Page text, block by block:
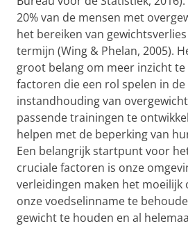
20% van de mensen met
het bereiken van
termijn (Wing & Phelan, 2005).
groot belang om meer inzicht
factoren die een rol spelen in
instandhouding van
passende trainingen te
helpen met de beperking van
Een belangrijk startpunt voor
cruciale factoren is onze
verleidingen maken het
onze voedselinname te
gewicht te houden en al